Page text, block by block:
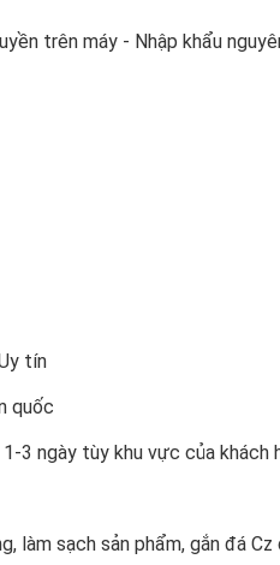
trên máy - Nhập khẩu
tín
quốc
3 ngày tùy khu vực của khách
làm sạch sản phẩm, gắn đá